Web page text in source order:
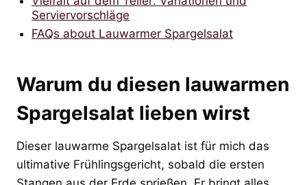
Serviervorschläge
FAQs about Lauwarmer Spargelsalat
Warum du diesen lauwarmen
Spargelsalat lieben wirst
Dieser lauwarme Spargelsalat ist für mich das
ultimative Frühlingsgericht, sobald die ersten